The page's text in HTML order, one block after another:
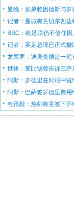
曼晚：如果赖因德斯与
记者：曼城有意切尔西边
BBC：欧足联仍不信任
记者：英足总现已正式撤
龙塞罗：迪奥曼德是一
世体：莱比锡曾告诉巴
阿斯：罗德里在对话中
阿斯：巴萨签罗德里费
电讯报：热刺有意签下